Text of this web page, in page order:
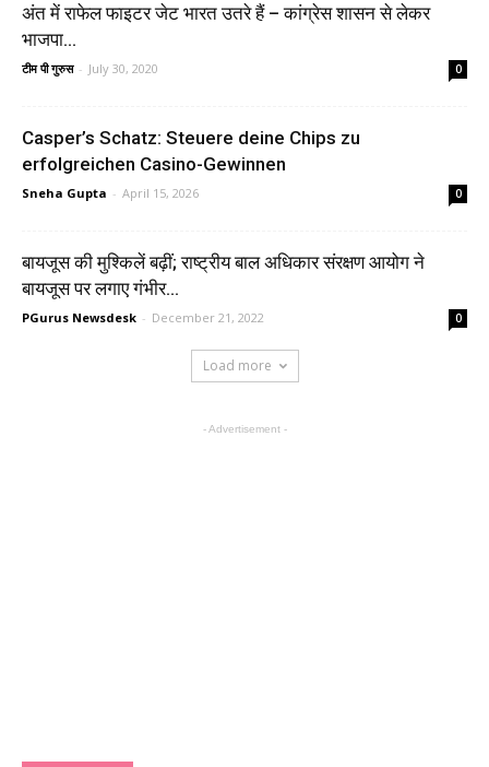
अंत में राफेल फाइटर जेट भारत उतरे हैं – कांग्रेस शासन से लेकर
भाजपा...
टीम पी गुरुस - July 30, 2020 0
Casper’s Schatz: Steuere deine Chips zu
erfolgreichen Casino-Gewinnen
Sneha Gupta - April 15, 2026 0
बायजूस की मुश्किलें बढ़ीं; राष्ट्रीय बाल अधिकार संरक्षण आयोग ने
बायजूस पर लगाए गंभीर...
PGurus Newsdesk - December 21, 2022 0
Load more
- Advertisement -